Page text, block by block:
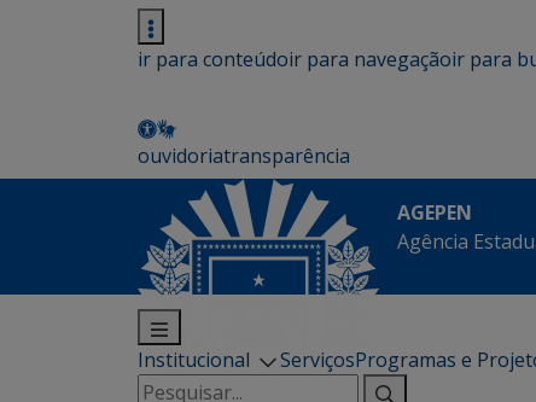
ir para conteúdoir para navegaçãoir para
ouvidoriatransparência
AGEPEN
Agência
Institucional ServiçosProgramas e
Pesquisar